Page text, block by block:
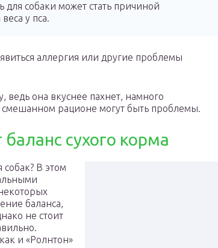
для собаки может стать причиной
у пса.
аллергия или другие проблемы
ведь она вкуснее пахнет, намного
рационе могут быть проблемы.
сухого корма
В этом
баланса,
не стоит
и «Ролнтон»